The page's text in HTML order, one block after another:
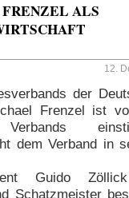
ALS
12.
der
Frenzel ist
dem Verband in
Guido
Schatzmeister